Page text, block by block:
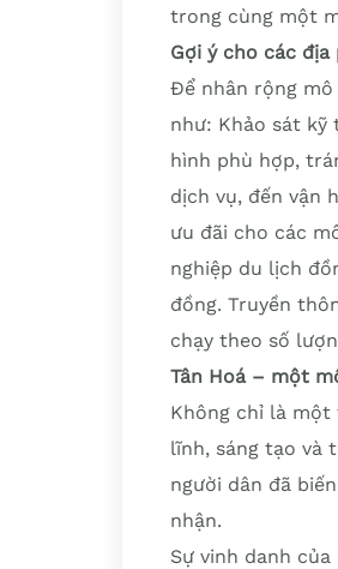
trong cùng một
Gợi ý cho các
Để nhân rộng
như: Khảo sát kỹ
hình phù hợp,
dịch vụ, đến vận
ưu đãi cho các
nghiệp du lịch
đồng. Truyền
chạy theo số
Tân Hoá – một
Không chỉ là một
lĩnh, sáng tạo và
người dân đã
nhận.
Sự vinh danh